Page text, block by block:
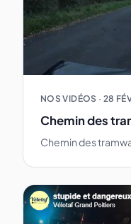
NOS VIDÉOS · 28
Chemin des
Chemin des